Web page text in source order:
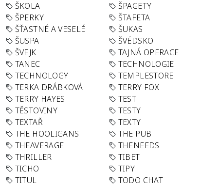
ŠKOLA
ŠPAGETY
ŠPERKY
ŠTAFETA
ŠŤASTNÉ A VESELÉ
ŠUKAS
ŠUSPA
ŠVÉDSKO
ŠVEJK
TAJNÁ OPERACE
TANEC
TECHNOLOGIE
TECHNOLOGY
TEMPLESTORE
TERKA DRÁBKOVÁ
TERRY FOX
TERRY HAYES
TEST
TĚSTOVINY
TESTY
TEXTAŘ
TEXTY
THE HOOLIGANS
THE PUB
THEAVERAGE
THENEEDS
THRILLER
TIBET
TICHO
TIPY
TITUL
TODO CHAT